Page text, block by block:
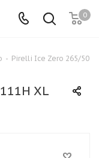
0
- Pirelli Ice Zero 265/50
XL